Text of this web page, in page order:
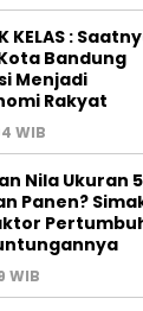
KELAS :
Bandung
Menjadi
Rakyat
WIB
Nila Ukuran
Panen?
WIB